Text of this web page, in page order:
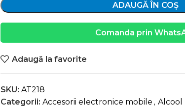
ADAUGĂ ÎN COȘ
Comanda prin
Adaugă la favorite
SKU: AT218
Categorii: Accesorii electronice mobile , Alcool